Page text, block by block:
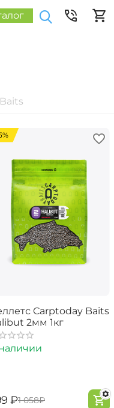
Carptoday Baits
2мм 1кг
₽‍1 058‍₽